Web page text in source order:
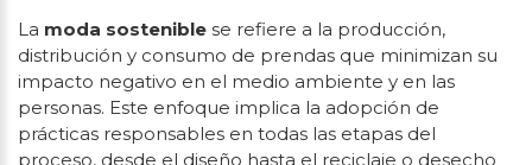
La moda sostenible se refiere a la producción,
distribución y consumo de prendas que minimizan su
impacto negativo en el medio ambiente y en las
personas. Este enfoque implica la adopción de
prácticas responsables en todas las etapas del
proceso, desde el diseño hasta el reciclaje o desecho